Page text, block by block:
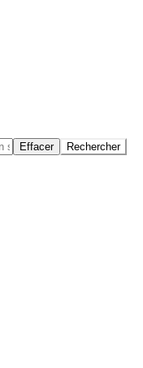
Effacer Rechercher